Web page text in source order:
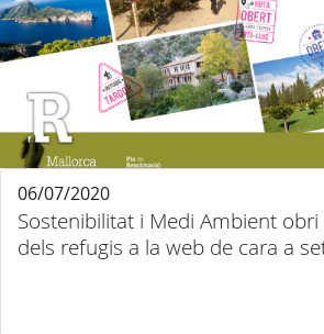
Sostenibilitat i Medi Ambient obri
dels refugis a la web de cara a
06/07/2020